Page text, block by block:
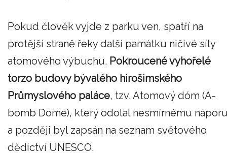
Pokud člověk vyjde z parku ven, spatří na
protější straně řeky další památku ničivé síly
atomového výbuchu. Pokroucené vyhořelé
torzo budovy bývalého hirošimského
Průmyslového paláce, tzv. Atomový dóm (A-
bomb Dome), který odolal nesmírnému
a později byl zapsán na seznam světového
dědictví UNESCO.